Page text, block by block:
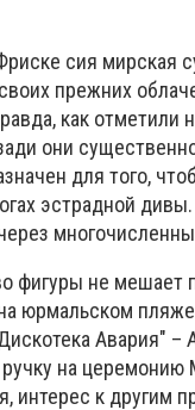
сия мирская
прежних
как
они
для того,
эстрадной
фигуры не мешает
юрмальском
Авария"
на церемонию
интерес к другим